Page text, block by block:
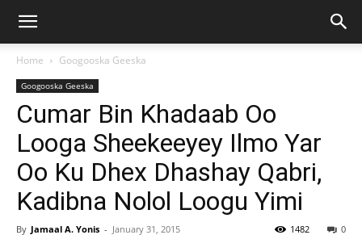
Home Googooska Geeska
Googooska Geeska
Cumar Bin Khadaab Oo
Looga Sheekeeyey Ilmo Yar
Oo Ku Dhex Dhashay Qabri,
Kadibna Nolol Loogu Yimi
By Jamaal A. Yonis - January 31, 2015 0
1482